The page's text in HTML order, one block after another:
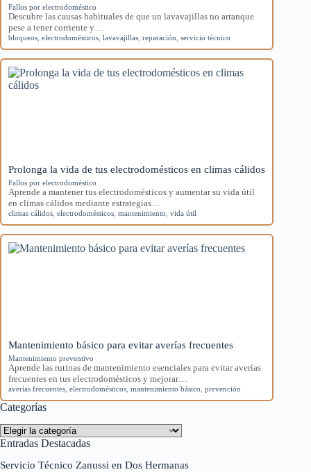
Fallos por electrodoméstico
Descubre las causas habituales de que un lavavajillas no arranque
pese a tener corriente y…
bloqueos electrodomésticos lavavajillas reparación servicio técnico
Prolonga la vida de tus electrodomésticos en climas cálidos
Fallos por electrodoméstico
Aprende a mantener tus electrodomésticos y aumentar su vida útil
en climas cálidos mediante estrategias…
climas cálidos electrodomésticos mantenimiento vida útil
Mantenimiento básico para evitar averías frecuentes
Mantenimiento preventivo
Aprende las rutinas de mantenimiento esenciales para evitar averías
frecuentes en tus electrodomésticos y mejorar…
averías frecuentes electrodomésticos mantenimiento básico prevención
Categorías
Categorías
Entradas Destacadas
Servicio Técnico Zanussi en Dos Hermanas